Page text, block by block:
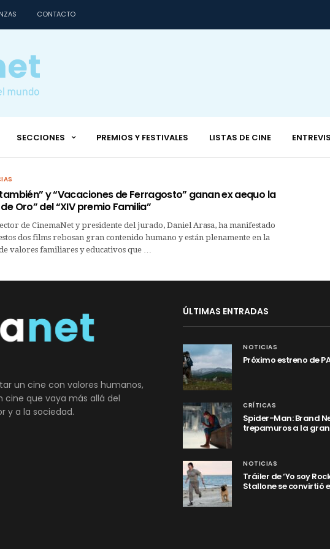
CONTACTO
SECCIONES PREMIOS Y FESTIVALES LISTAS DE CINE
y “Vacaciones de Ferragosto” ganan ex aequo la
Oro” del “XIV premio Familia”
de CinemaNet y presidente del jurado, Daniel Arasa, ha manifestado
dos films rebosan gran contenido humano y están plenamente en la
valores familiares y educativos que …
un cine con valores humanos,
cine que vaya más allá del
y a la sociedad.
ÚLTIMAS ENTRADAS
NOTICIAS
Próximo estreno de
CRÍTICAS
Spider-Man: Brand
trepamuros a la
NOTICIAS
Tráiler de ‘Yo soy
Stallone se convirtió